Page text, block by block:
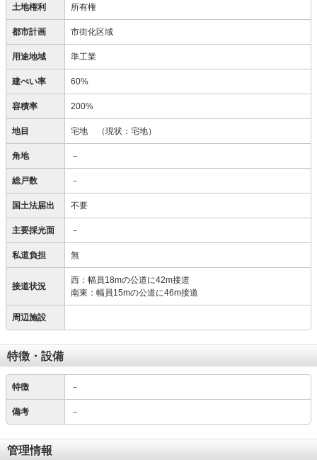
土地権利 所有権
都市計画 市街化区域
用途地域 準工業
建ぺい率 60%
容積率 200%
地目 宅地 （現状：宅地）
角地 －
総戸数 －
国土法届出 不要
主要採光面 －
私道負担 無
接道状況
西：幅員18mの公道に42m接道
南東：幅員15mの公道に46m接道
周辺施設
特徴・設備
特徴 －
備考 －
管理情報